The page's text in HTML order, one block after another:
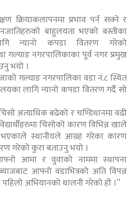
क्रियाकलापनमा प्रभाव पर्न सक्ने र
बाहुलयता भएको बस्तीका
न्यानो कपडा वितरण गरेको
गल्याङ नगरपालिकाका पूर्व नगर प्रमुख
भयो ।
गल्याङ नगरपालिका वडा नं.८ स्थित
लागि न्यानो कपडा वितरण गर्दै सो
अत्याधिक बढेको र चण्डिथानमा वढी
चिसोको कारण विभिन्न खाले
स्थानीयले आग्रह गरेका कारण
गरेको कुरा बताउनु भयो ।
आमा र वुवाको नाममा स्थापना
आफ्नो वडाभित्रको अति विपन्न
अभियानको थालनी गरेको होे ।”